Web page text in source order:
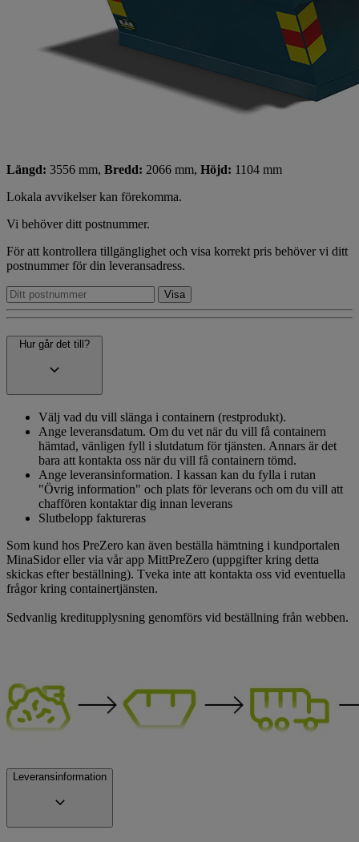
Längd: 3556 mm, Bredd: 2066 mm, Höjd: 1104 mm
Lokala avvikelser kan förekomma.
Vi behöver ditt postnummer.
För att kontrollera tillgänglighet och visa korrekt pris behöver vi ditt
postnummer för din leveransadress.
Hur går det till?
Välj vad du vill slänga i containern (restprodukt).
Ange leveransdatum. Om du vet när du vill få containern
hämtad, vänligen fyll i slutdatum för tjänsten. Annars är det
bara att kontakta oss när du vill få containern tömd.
Ange leveransinformation. I kassan kan du fylla i rutan
"Övrig information" och plats för leverans och om du vill att
chaffören kontaktar dig innan leverans
Slutbelopp faktureras
Som kund hos PreZero kan även beställa hämtning i kundportalen
MinaSidor eller via vår app MittPreZero (uppgifter kring detta
skickas efter beställning). Tveka inte att kontakta oss vid eventuella
frågor kring containertjänsten.
Sedvanlig kreditupplysning genomförs vid beställning från webben.
Leveransinformation